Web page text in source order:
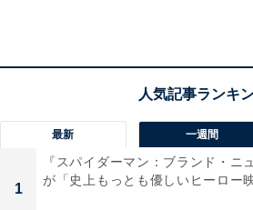
最新 一週間
1
『スパイダーマン：ブランド・ニ
が「史上もっとも優しいヒーロー